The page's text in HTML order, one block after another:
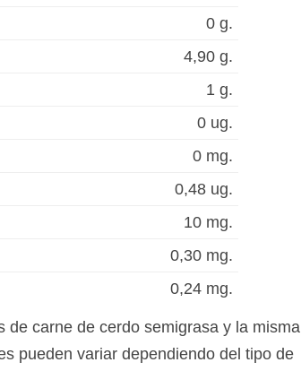
0 g.
4,90 g.
1 g.
0 ug.
0 mg.
0,48 ug.
10 mg.
0,30 mg.
0,24 mg.
de carne de cerdo semigrasa y la misma
pueden variar dependiendo del tipo de